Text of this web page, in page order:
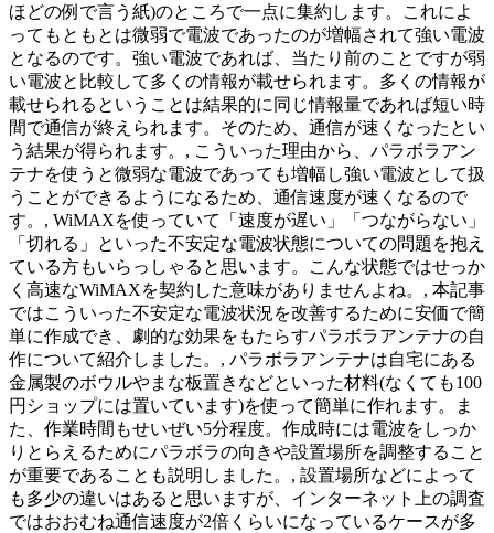
ほどの例で言う紙)のところで一点に集約します。これによ
ってもともとは微弱で電波であったのが増幅されて強い電波
となるのです。強い電波であれば、当たり前のことですが弱
い電波と比較して多くの情報が載せられます。多くの情報が
載せられるということは結果的に同じ情報量であれば短い時
間で通信が終えられます。そのため、通信が速くなったとい
う結果が得られます。, こういった理由から、パラボラアン
テナを使うと微弱な電波であっても増幅し強い電波として扱
うことができるようになるため、通信速度が速くなるので
す。, WiMAXを使っていて「速度が遅い」「つながらない」
「切れる」といった不安定な電波状態についての問題を抱え
ている方もいらっしゃると思います。こんな状態ではせっか
く高速なWiMAXを契約した意味がありませんよね。, 本記事
ではこういった不安定な電波状況を改善するために安価で簡
単に作成でき、劇的な効果をもたらすパラボラアンテナの自
作について紹介しました。, パラボラアンテナは自宅にある
金属製のボウルやまな板置きなどといった材料(なくても100
円ショップには置いています)を使って簡単に作れます。ま
た、作業時間もせいぜい5分程度。作成時には電波をしっか
りとらえるためにパラボラの向きや設置場所を調整すること
が重要であることも説明しました。, 設置場所などによって
も多少の違いはあると思いますが、インターネット上の調査
ではおおむね通信速度が2倍くらいになっているケースが多